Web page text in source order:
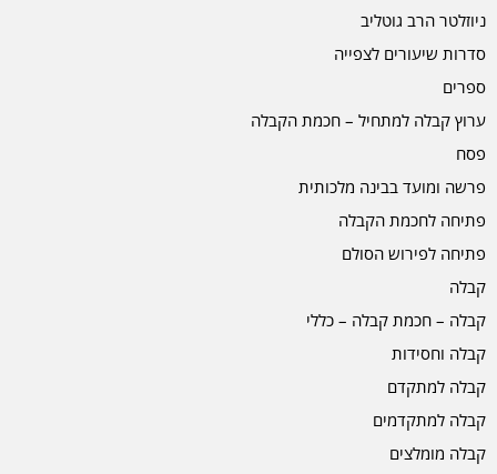
ניוזלטר הרב גוטליב
סדרות שיעורים לצפייה
ספרים
ערוץ קבלה למתחיל – חכמת הקבלה
פסח
פרשה ומועד בבינה מלכותית
פתיחה לחכמת הקבלה
פתיחה לפירוש הסולם
קבלה
קבלה – חכמת קבלה – כללי
קבלה וחסידות
קבלה למתקדם
קבלה למתקדמים
קבלה מומלצים